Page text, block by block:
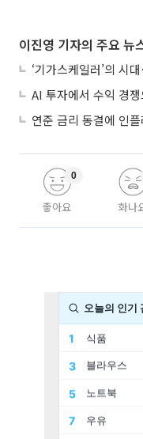
이진영 기자의 주요 뉴
‘기가스케일러’의 시
좋아요
0
화나